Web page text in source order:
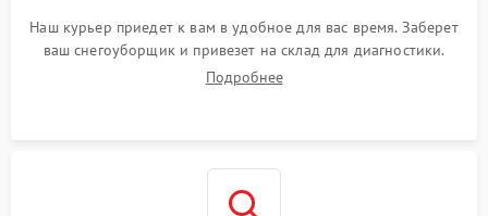
Наш курьер приедет к вам в удобное для вас время. Заберет
ваш снегоуборщик и привезет на склад для диагностики.
Подробнее